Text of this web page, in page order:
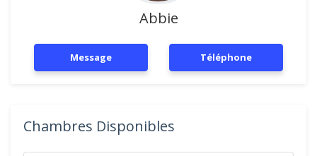
Abbie
Message Téléphone
Chambres Disponibles